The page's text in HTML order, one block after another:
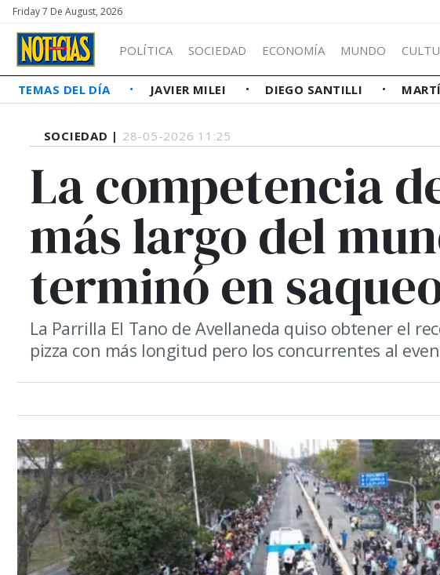
Friday 7 De August, 2026
POLÍTICA SOCIEDAD ECONOMÍA MUNDO
TEMAS DEL DÍA JAVIER MILEI DIEGO SANTILLI
SOCIEDAD | 28-05-2026 11:25
La competencia
más largo del
terminó en
La Parrilla El Tano de Avellaneda quiso obtener el
pizza con más longitud pero los concurrentes al